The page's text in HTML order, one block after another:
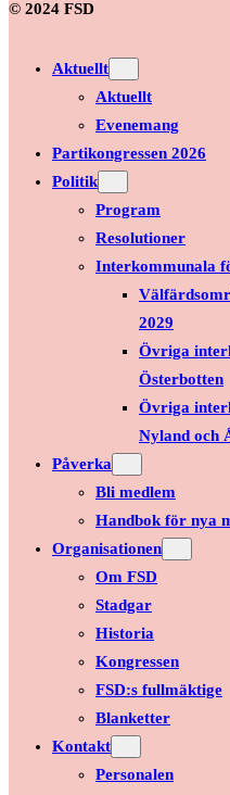
© 2024 FSD
Aktuellt
Aktuellt
Evenemang
Partikongressen 2026
Politik
Program
Resolutioner
Interkommunala
2029
Övriga
Österbotten
Övriga
Nyland och
Påverka
Bli medlem
Handbok för nya
Organisationen
Om FSD
Stadgar
Historia
Kongressen
FSD:s fullmäktige
Blanketter
Kontakt
Personalen